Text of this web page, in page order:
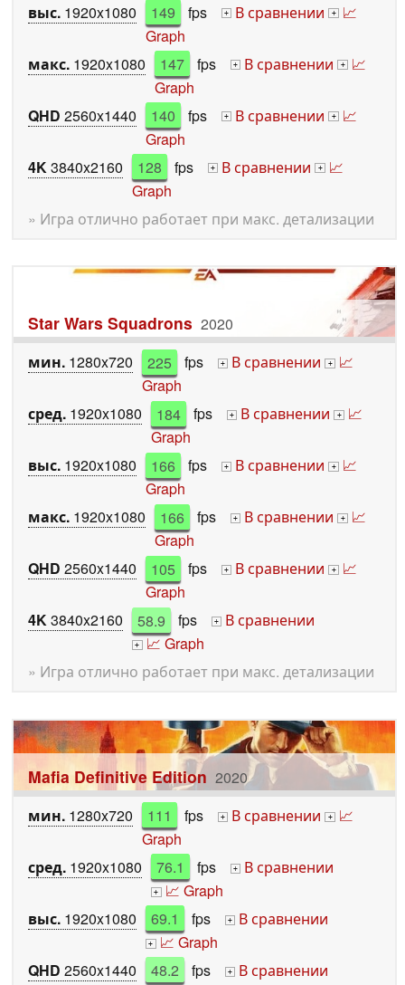
выс. 1920x1080 149 fps + В сравнении + 📈
Graph
макс. 1920x1080 147 fps + В сравнении + 📈
Graph
QHD 2560x1440 140 fps + В сравнении + 📈
Graph
4K3840x2160 128 fps + В сравнении + 📈
Graph
» Игра отлично работает при макс. детализации
Star Wars Squadrons 2020
мин. 1280x720 225 fps + В сравнении + 📈
Graph
сред. 1920x1080 184 fps + В сравнении + 📈
Graph
выс. 1920x1080 166 fps + В сравнении + 📈
Graph
макс. 1920x1080 166 fps + В сравнении + 📈
Graph
QHD 2560x1440 105 fps + В сравнении + 📈
Graph
4K3840x2160 58.9 fps + В сравнении
+ 📈 Graph
» Игра отлично работает при макс. детализации
Mafia Definitive Edition 2020
мин. 1280x720 111 fps + В сравнении + 📈
Graph
сред. 1920x1080 76.1 fps + В сравнении
+ 📈 Graph
выс. 1920x1080 69.1 fps + В сравнении
+ 📈 Graph
QHD 2560x1440 48.2 fps +
В сравнении